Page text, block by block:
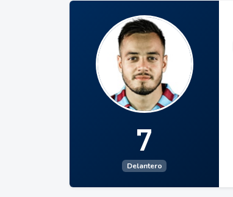
7
Delantero